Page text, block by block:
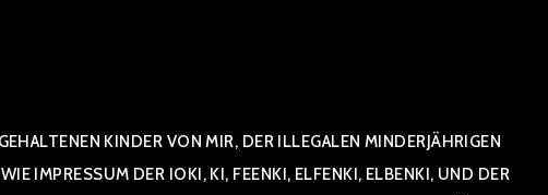
KINDER VON MIR, DER ILLEGALEN MINDERJÄHRIGEN
IMPRESSUM DER IOKI, KI, FEENKI, ELFENKI, ELBENKI, UND DER